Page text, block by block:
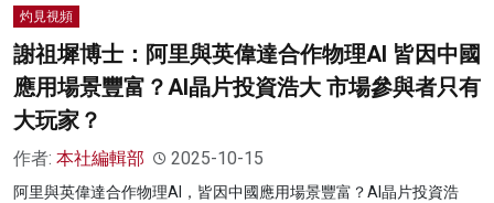
灼見視頻
謝祖墀博士：阿里與英偉達合作物理AI 皆因中國
應用場景豐富？AI晶片投資浩大 市場參與者只有
大玩家？
作者: 本社編輯部 2025-10-15
阿里與英偉達合作物理AI，皆因中國應用場景豐富？AI晶片投資浩